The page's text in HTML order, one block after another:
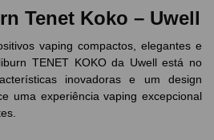
Tenet Koko – Uwell
vaping compactos, elegantes e
TENET KOKO da Uwell está no
inovadoras e um design
uma experiência vaping excepcional